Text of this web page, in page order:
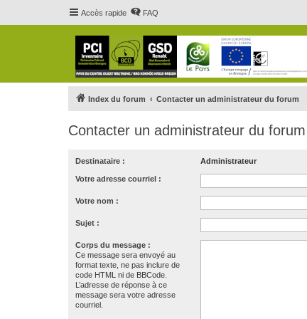
Accès rapide FAQ
Index du forum Contacter un administrateur du forum
Contacter un administrateur du forum
Destinataire : Administrateur
Votre adresse courriel :
Votre nom :
Sujet :
Corps du message :
Ce message sera envoyé au
format texte, ne pas inclure de
code HTML ni de BBCode.
L’adresse de réponse à ce
message sera votre adresse
courriel.